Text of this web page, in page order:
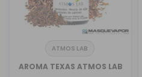
ATMOS LAB
AROMA TEXAS ATMOS LAB